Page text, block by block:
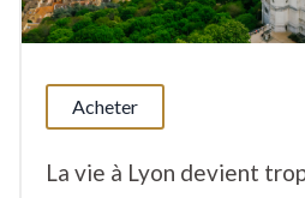
Acheter
La vie à Lyon devient